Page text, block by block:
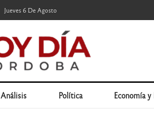
Jueves 6 De Agosto
Análisis Política Economía